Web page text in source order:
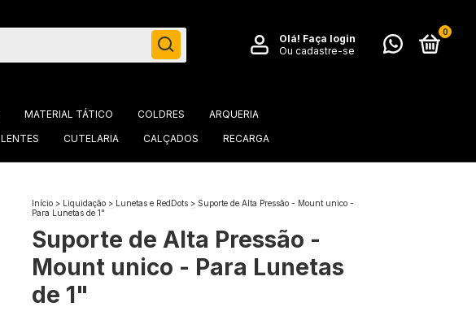
Olá! Faça login
Ou cadastre-se
0
MATERIAL TÁTICO COLDRES
ARQUERIA
LENTES CUTELARIA CALÇADOS RECARGA
Início > Liquidação > Lunetas e RedDots > Suporte de Alta Pressão - Mount unico -
Para Lunetas de 1"
Suporte de Alta Pressão -
Mount unico - Para Lunetas
de 1"